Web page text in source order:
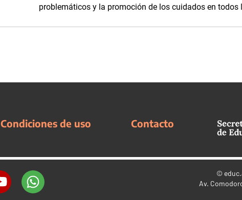
problemáticos y la promoción de los cuidados en
Condiciones de uso Contacto
©
Av.